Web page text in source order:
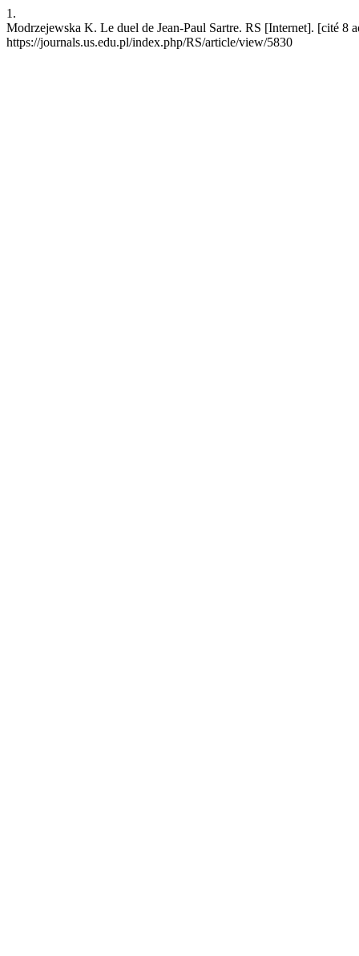
1.
Modrzejewska K. Le duel de Jean-Paul Sartre. RS [Internet]. [cité 8
https://journals.us.edu.pl/index.php/RS/article/view/5830